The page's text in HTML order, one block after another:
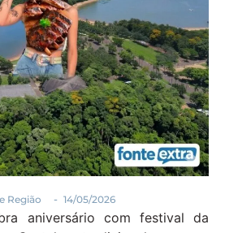
Região - 14/05/2026
aniversário com festival da